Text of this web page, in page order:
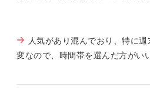
人気があり混んでおり、特に
変なので、時間帯を選んだ方がい